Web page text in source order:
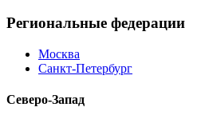
Региональные федерации
Москва
Санкт-Петербург
Северо-Запад